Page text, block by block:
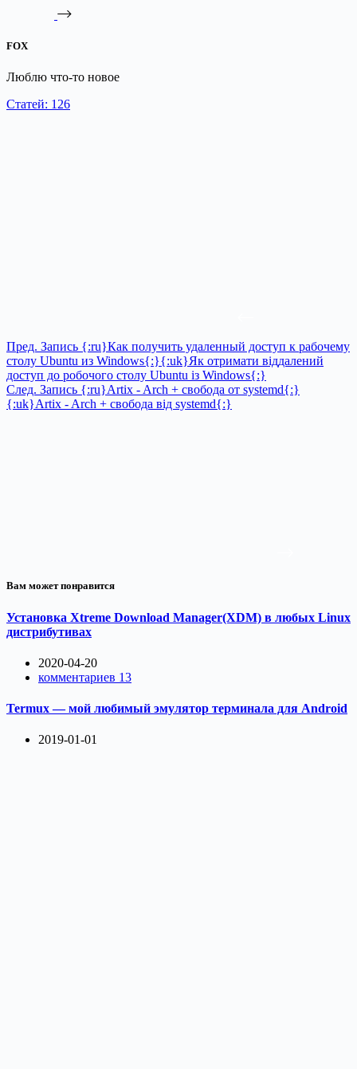
FOX
Люблю что-то новое
Статей: 126
Пред. Запись {:ru}Как получить удаленный доступ к рабочему
столу Ubuntu из Windows{:}{:uk}Як отримати віддалений
доступ до робочого столу Ubuntu із Windows{:}
След. Запись {:ru}Artix - Arch + свобода от systemd{:}
{:uk}Artix - Arch + свобода від systemd{:}
Вам может понравится
Установка Xtreme Download Manager(XDM) в любых Linux
дистрибутивах
2020-04-20
комментариев 13
Termux — мой любимый эмулятор терминала для Android
2019-01-01